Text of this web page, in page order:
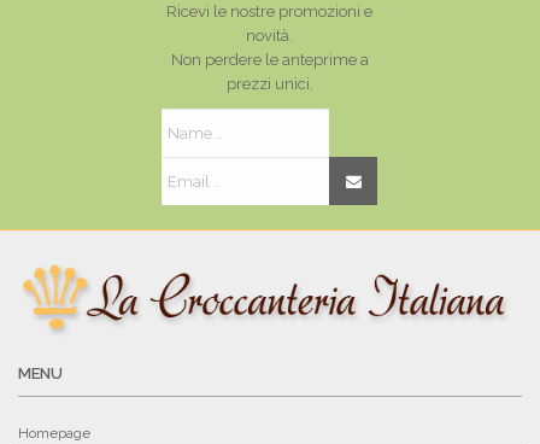
Ricevi le nostre promozioni e
novità.
Non perdere le anteprime a
prezzi unici.
MENU
Homepage